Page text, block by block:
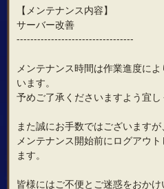
【メンテナンス内容】
サーバー改善
----------------------------------
メンテナンス時間は作業進度に
います。
予めご了承くださいますよう宜し
また誠にお手数ではございますが
メンテナンス開始前にログアウ
ます。
皆様にはご不便とご迷惑をおかけ